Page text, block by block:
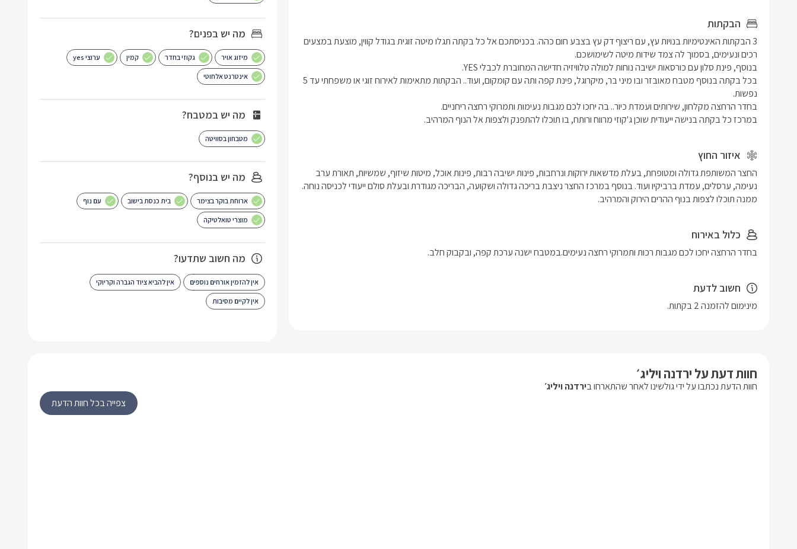
הבקתות
במרכז כל בקתה בנישה ייעודית שוכן ג'קוזי מרווח ורותח, בו תוכלו להתפנק ולצפות אל הנוף המרהיב.
איזור החוץ
ממנה תוכלו לצפות בנוף ההרים הירוק והמרהיב.
כלול באירוח
בחדר הרחצה יחכו לכם מגבות רכות ותמרוקי רחצה נעימים.במטבח ישנה ערכת קפה, ובקבוק חלב.
חשוב לדעת
מינימום להזמנה 2 בקתות.
מה יש בפנים?
מיזוג אויר גקוזי בחדר קמין ערוצי yes
אינטרנט אלחוטי
מה יש במטבח?
מטבחון בסוויטה
מה יש בנוסף?
ארוחת בוקר בצימר בית כנסת בישוב עם נוף
מוצרי טואלטיקה
מה חשוב שתדעו?
אין להזמין אורחים נוספים אין להביא ציוד הגברה וקריוקי
אין לקיים מסיבות
חוות דעת על ירדנה ויליג׳
חוות הדעת נכתבו על ידי גולשינו לאחר שהתארחו בירדנה ויליג׳
צפייה בכל חוות הדעת